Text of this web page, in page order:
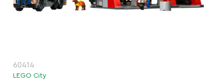
60414
LEGO City